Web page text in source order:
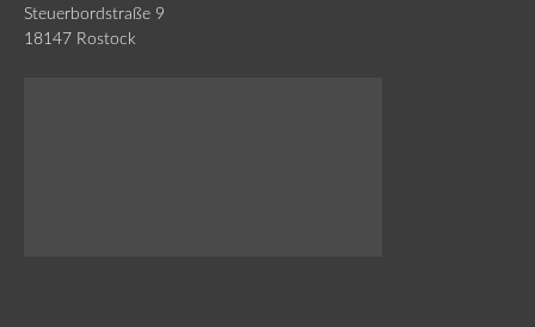
Steuerbordstraße 9
18147 Rostock